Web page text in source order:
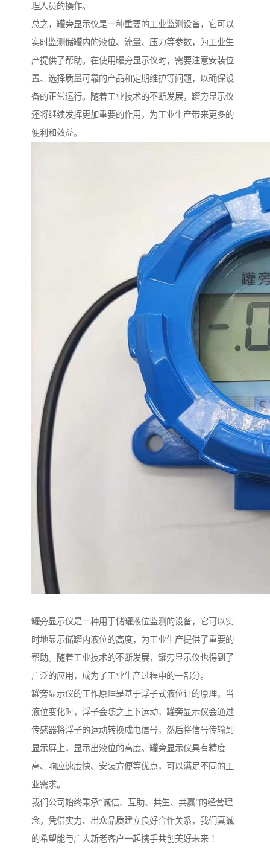
理人员的操作。
总之，罐旁显示仪是一种重要的工业监测设备，它可以
实时监测储罐内的液位、流量、压力等参数，为工业生
产提供了帮助。在使用罐旁显示仪时，需要注意安装位
置、选择质量可靠的产品和定期维护等问题，以确保设
备的正常运行。随着工业技术的不断发展，罐旁显示仪
还将继续发挥更加重要的作用，为工业生产带来更多的
便利和效益。
罐旁显示仪是一种用于储罐液位监测的设备，它可以实
时地显示储罐内液位的高度，为工业生产提供了重要的
帮助。随着工业技术的不断发展，罐旁显示仪也得到了
广泛的应用，成为了工业生产过程中的一部分。
罐旁显示仪的工作原理是基于浮子式液位计的原理，当
液位变化时，浮子会随之上下运动，罐旁显示仪会通过
传感器将浮子的运动转换成电信号，然后将信号传输到
显示屏上，显示出液位的高度。罐旁显示仪具有精度
高、响应速度快、安装方便等优点，可以满足不同的工
业需求。
我们公司始终秉承“诚信、互助、共生、共赢”的经营理
念，凭借实力、出众品质建立良好合作关系，我们真诚
的希望能与广大新老客户一起携手共创美好未来 ！